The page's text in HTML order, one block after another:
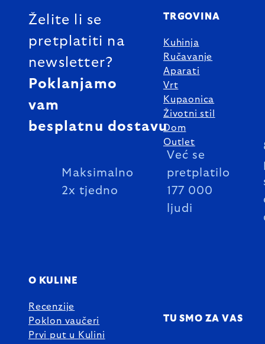
Želite li se
pretplatiti na
newsletter?
Poklanjamo
vam
besplatnu dostavu
Maksimalno
2x tjedno
Već se
pretplatilo
177 000
ljudi
TRGOVINA
Kuhinja
Ručavanje
Aparati
Vrt
Kupaonica
Životni stil
Dom
Outlet
O KULINE
Recenzije
Poklon vaučeri
Prvi put u Kulini
TU SMO ZA VAS